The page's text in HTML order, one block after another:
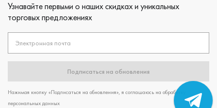
Узнавайте первыми о наших скидках и уникальных
торговых предложениях
Электронная почта
Подписаться на обновления
Нажимая кнопку «Подписаться на обновления», я соглашаюсь на обработку
персональных данных